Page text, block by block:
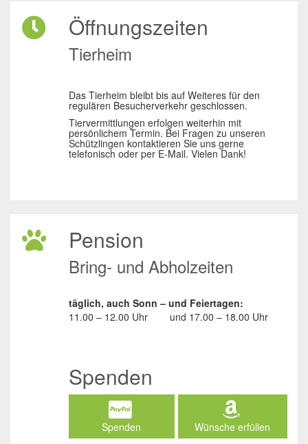
Öffnungszeiten
Tierheim
Das Tierheim bleibt bis auf Weiteres für den
regulären Besucherverkehr geschlossen.
Tiervermittlungen erfolgen weiterhin mit
persönlichem Termin. Bei Fragen zu unseren
Schützlingen kontaktieren Sie uns gerne
telefonisch oder per E-Mail. Vielen Dank!
Pension
Bring- und Abholzeiten
täglich, auch Sonn – und Feiertagen:
11.00 – 12.00 Uhr
und 17.00 – 18.00 Uhr
Spenden
Spenden Wünsche erfüllen